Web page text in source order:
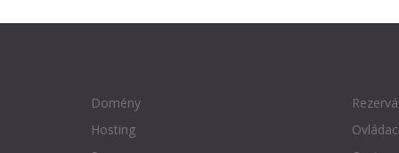
Domény
Hosting